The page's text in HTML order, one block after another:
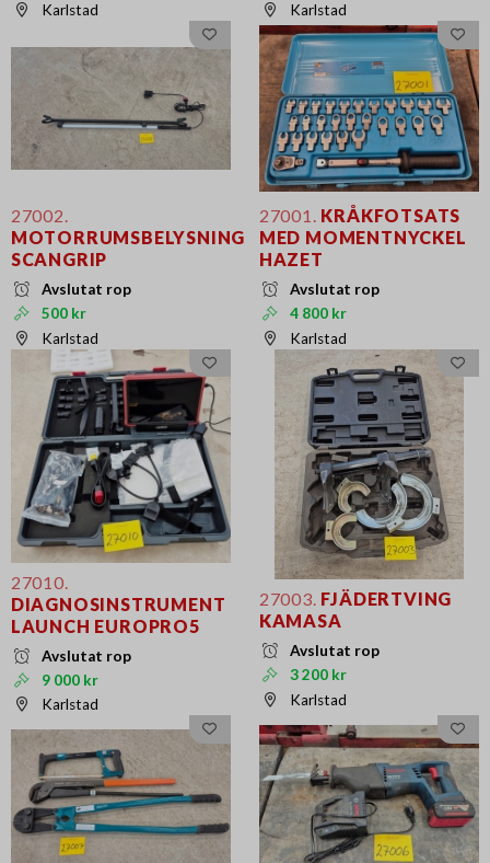
Karlstad
Karlstad
27002.
MOTORRUMSBELYSNING
SCANGRIP
Avslutat rop
500 kr
Karlstad
27001. KRÅKFOTSATS
MED MOMENTNYCKEL
HAZET
Avslutat rop
4 800 kr
Karlstad
27010.
DIAGNOSINSTRUMENT
LAUNCH EUROPRO5
Avslutat rop
9 000 kr
Karlstad
27003. FJÄDERTVING
KAMASA
Avslutat rop
3 200 kr
Karlstad